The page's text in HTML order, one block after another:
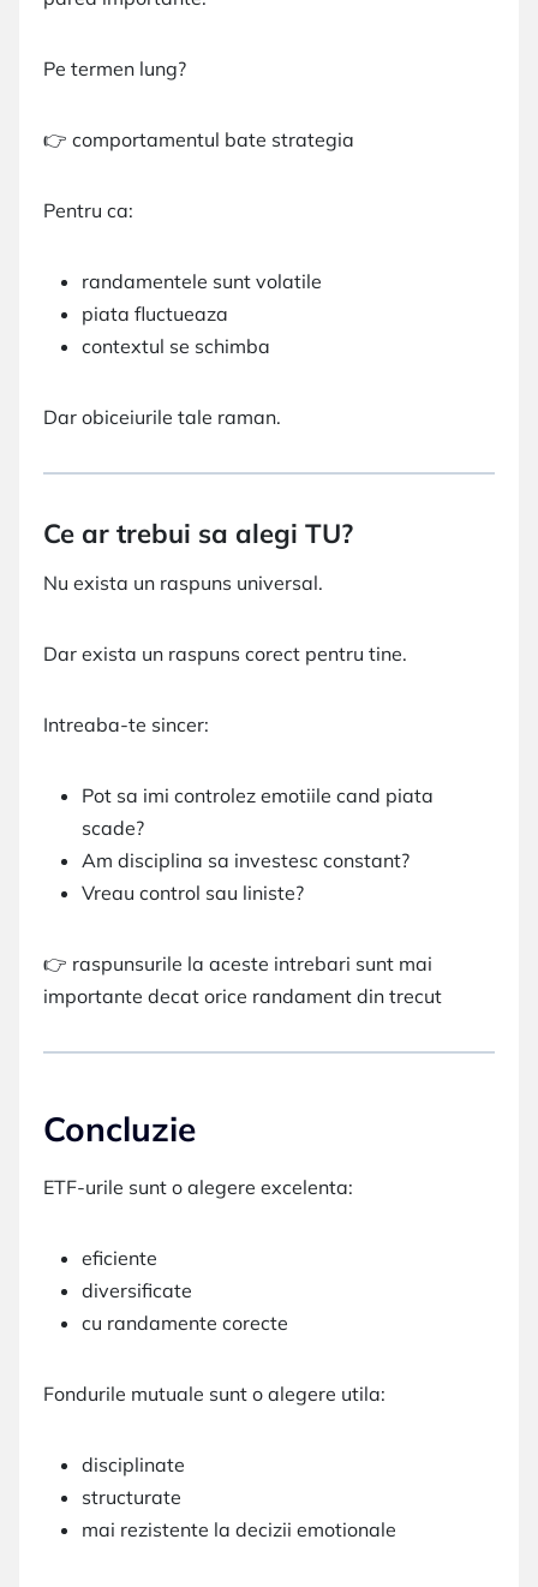
Pe termen lung?
👉 comportamentul bate strategia
Pentru ca:
randamentele sunt volatile
piata fluctueaza
contextul se schimba
Dar obiceiurile tale raman.
Ce ar trebui sa alegi TU?
Nu exista un raspuns universal.
Dar exista un raspuns corect pentru tine.
Intreaba-te sincer:
Pot sa imi controlez emotiile cand piata
scade?
Am disciplina sa investesc constant?
Vreau control sau liniste?
👉 raspunsurile la aceste intrebari sunt mai
importante decat orice randament din trecut
Concluzie
ETF-urile sunt o alegere excelenta:
eficiente
diversificate
cu randamente corecte
Fondurile mutuale sunt o alegere utila:
disciplinate
structurate
mai rezistente la decizii emotionale